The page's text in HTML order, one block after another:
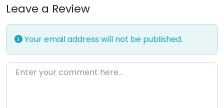
Leave a Review
Your email address will not be published.
Enter your comment here…